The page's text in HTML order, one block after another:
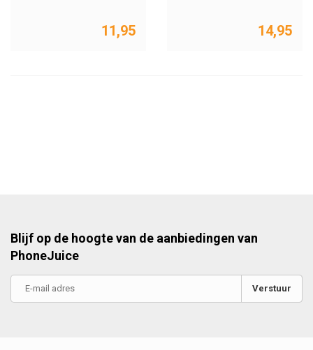
11,95 14,95
Blijf op de hoogte van de aanbiedingen van
PhoneJuice
Verstuur